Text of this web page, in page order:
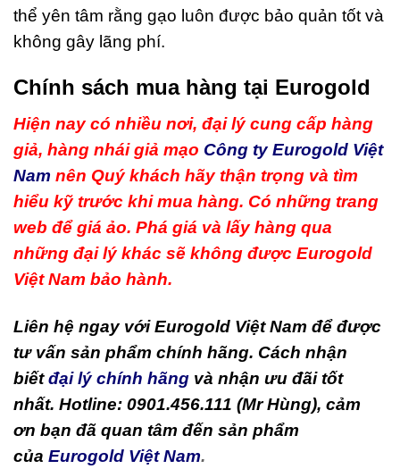
thể yên tâm rằng gạo luôn được bảo quản tốt và
không gây lãng phí.
Chính sách mua hàng tại Eurogold
Hiện nay có nhiều nơi, đại lý cung cấp hàng
giả, hàng nhái giả mạo Công ty Eurogold Việt
Nam nên Quý khách hãy thận trọng và tìm
hiểu kỹ trước khi mua hàng. Có những trang
web để giá ảo. Phá giá và lấy hàng qua
những đại lý khác sẽ không được Eurogold
Việt Nam bảo hành.
Liên hệ ngay với Eurogold Việt Nam để được
tư vấn sản phẩm chính hãng. Cách nhận
biết đại lý chính hãng và nhận ưu đãi tốt
nhất. Hotline: 0901.456.111 (Mr Hùng), cảm
ơn bạn đã quan tâm đến sản phẩm
của Eurogold Việt Nam.